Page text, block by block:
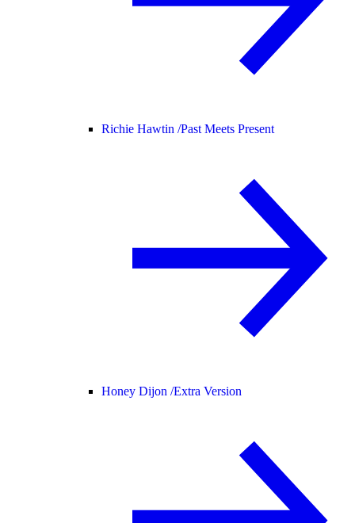
Richie Hawtin /Past Meets Present
Honey Dijon /Extra Version